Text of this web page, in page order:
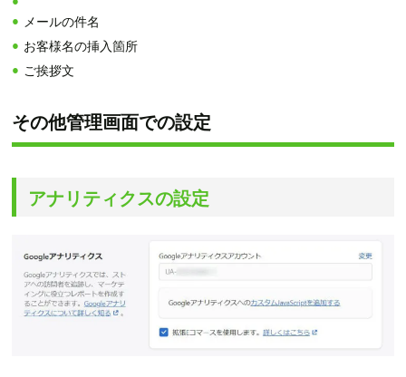
メールの件名
お客様名の挿入箇所
ご挨拶文
その他管理画面での設定
アナリティクスの設定